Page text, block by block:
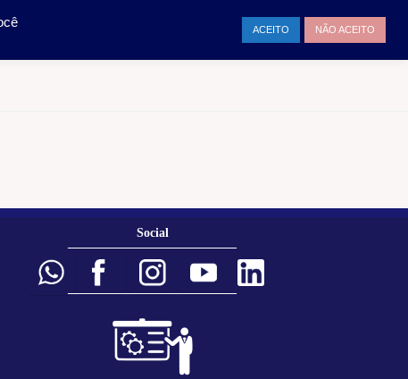
Social
___________________________
ACEITO NÃO ACEITO